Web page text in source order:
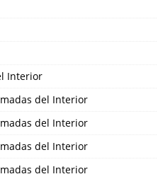
Interior
del Interior
del Interior
del Interior
del Interior